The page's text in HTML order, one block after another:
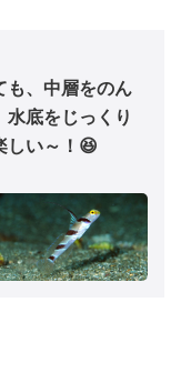
も、中層をのん
底をじっくり
しい～！😆